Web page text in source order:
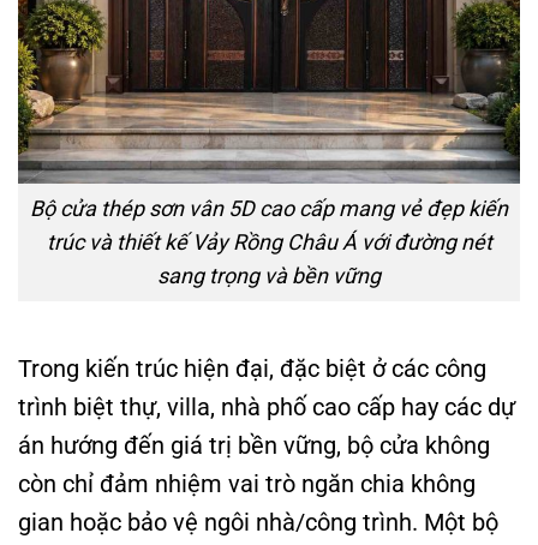
Bộ cửa thép sơn vân 5D cao cấp mang vẻ đẹp kiến
trúc và thiết kế Vảy Rồng Châu Á với đường nét
sang trọng và bền vững
Trong kiến trúc hiện đại, đặc biệt ở các công
trình biệt thự, villa, nhà phố cao cấp hay các dự
án hướng đến giá trị bền vững, bộ cửa không
còn chỉ đảm nhiệm vai trò ngăn chia không
gian hoặc bảo vệ ngôi nhà/công trình. Một bộ